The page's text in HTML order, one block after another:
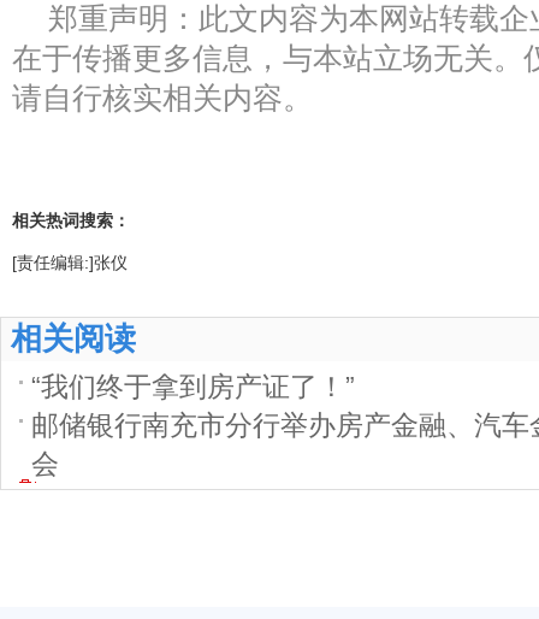
郑重声明：此文内容为本网站转载
在于传播更多信息，与本站立场无关。
请自行核实相关内容。
相关热词搜索：
[责任编辑:]张仪
相关阅读
“我们终于拿到房产证了！”
邮储银行南充市分行举办房产金融、汽
会